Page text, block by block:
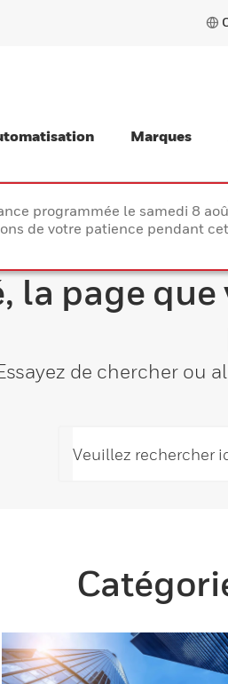
Marques
programmée le samedi 8
de votre patience pendant
la page
de chercher ou